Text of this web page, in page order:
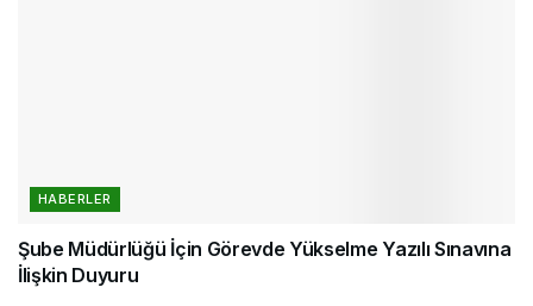
HABERLER
Şube Müdürlüğü İçin Görevde Yükselme Yazılı Sınavına
İlişkin Duyuru